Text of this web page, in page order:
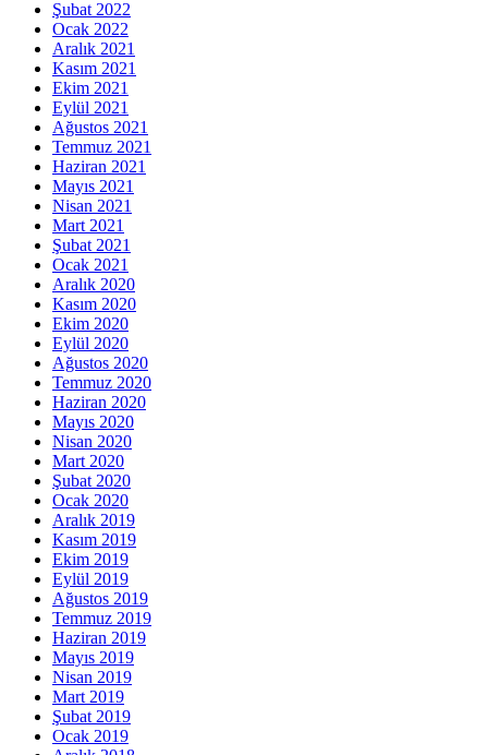
Şubat 2022
Ocak 2022
Aralık 2021
Kasım 2021
Ekim 2021
Eylül 2021
Ağustos 2021
Temmuz 2021
Haziran 2021
Mayıs 2021
Nisan 2021
Mart 2021
Şubat 2021
Ocak 2021
Aralık 2020
Kasım 2020
Ekim 2020
Eylül 2020
Ağustos 2020
Temmuz 2020
Haziran 2020
Mayıs 2020
Nisan 2020
Mart 2020
Şubat 2020
Ocak 2020
Aralık 2019
Kasım 2019
Ekim 2019
Eylül 2019
Ağustos 2019
Temmuz 2019
Haziran 2019
Mayıs 2019
Nisan 2019
Mart 2019
Şubat 2019
Ocak 2019